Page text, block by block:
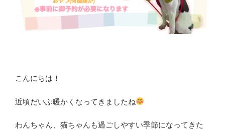
こんにちは！
近頃だいぶ暖かくなってきましたね
わんちゃん、猫ちゃんも過ごしやすい季節になってきた